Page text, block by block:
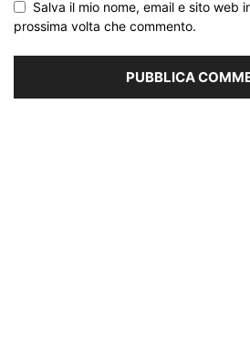
Salva il mio nome, email e sito web
prossima volta che commento.